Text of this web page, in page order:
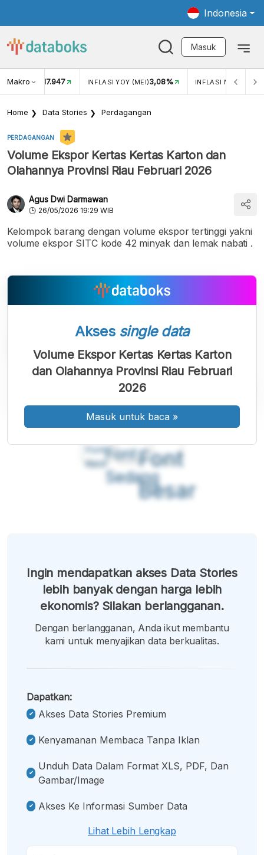
Indonesia
Masuk
Makro
USD/IDR 17.947 INFLASI YOY (MEI)3,08% INFLASI MOM (MEI)
Home Data Stories Perdagangan
PERDAGANGAN
Volume Ekspor Kertas Kertas Karton dan
Olahannya Provinsi Riau Februari 2026
Agus Dwi Darmawan
26/05/2026 19:29 WIB
Kelompok barang dengan volume ekspor tertinggi yakni
volume ekspor SITC kode 42 minyak dan lemak nabati .
Font
Kecil
Font
Sedang
Font
Besar
Akses single data
Volume Ekspor Kertas Kertas Karton
dan Olahannya Provinsi Riau Februari
2026
Masuk untuk baca »
Ingin mendapatkan akses Data Stories
lebih banyak dengan harga lebih
ekonomis? Silakan berlangganan.
Dengan berlangganan, Anda ikut membantu
kami untuk menyajikan data berkualitas.
Dapatkan:
Akses Data Stories Premium
Kenyamanan Membaca Tanpa Iklan
Unduh Data Dalam Format XLS, PDF, Dan
Gambar/image
Akses Ke Informasi Sumber Data
Lihat Lebih Lengkap